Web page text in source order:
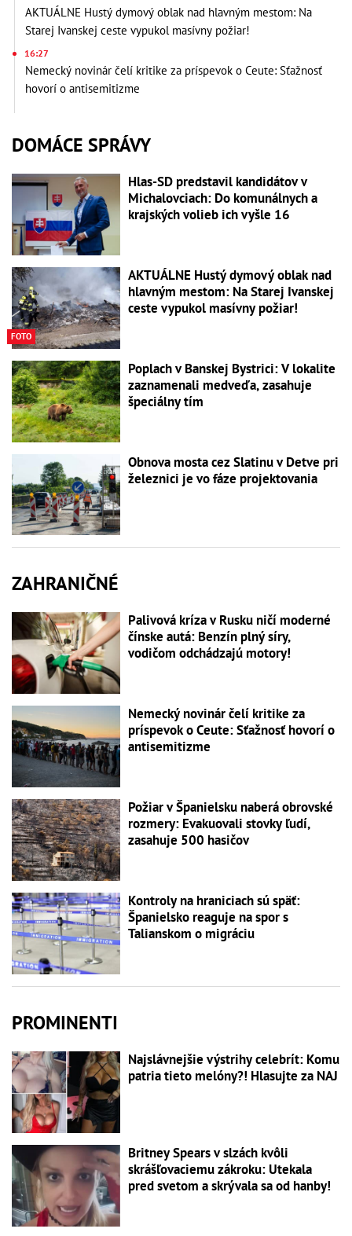
AKTUÁLNE Hustý dymový oblak nad hlavným mestom: Na
Starej Ivanskej ceste vypukol masívny požiar!
16:27
Nemecký novinár čelí kritike za príspevok o Ceute: Sťažnosť
hovorí o antisemitizme
DOMÁCE SPRÁVY
Hlas-SD predstavil kandidátov v
Michalovciach: Do komunálnych a
krajských volieb ich vyšle 16
FOTO
AKTUÁLNE Hustý dymový oblak nad
hlavným mestom: Na Starej Ivanskej
ceste vypukol masívny požiar!
Poplach v Banskej Bystrici: V lokalite
zaznamenali medveďa, zasahuje
špeciálny tím
Obnova mosta cez Slatinu v Detve pri
železnici je vo fáze projektovania
ZAHRANIČNÉ
Palivová kríza v Rusku ničí moderné
čínske autá: Benzín plný síry,
vodičom odchádzajú motory!
Nemecký novinár čelí kritike za
príspevok o Ceute: Sťažnosť hovorí o
antisemitizme
Požiar v Španielsku naberá obrovské
rozmery: Evakuovali stovky ľudí,
zasahuje 500 hasičov
Kontroly na hraniciach sú späť:
Španielsko reaguje na spor s
Talianskom o migráciu
PROMINENTI
Najslávnejšie výstrihy celebrít: Komu
patria tieto melóny?! Hlasujte za NAJ
Britney Spears v slzách kvôli
skrášľovaciemu zákroku: Utekala
pred svetom a skrývala sa od hanby!